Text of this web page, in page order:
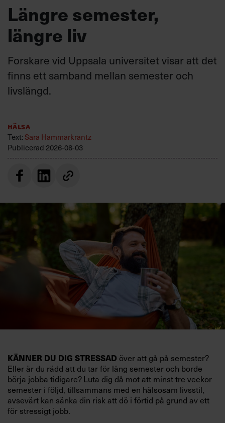
Längre semester,
längre liv
Forskare vid Uppsala universitet visar att det
finns ett samband mellan semester och
livslängd.
Hälsa
Text: Sara Hammarkrantz
Publicerad 2026-08-03
KÄNNER DU DIG STRESSAD över att gå på semester?
Eller är du rädd att du tar för lång semester och borde
börja jobba tidigare? Luta dig då mot att minst tre veckor
semester i följd, tillsammans med en hälsosam livsstil,
avsevärt kan sänka din risk att dö i förtid på grund av ett
för stressigt jobb.